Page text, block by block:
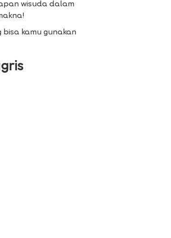
wisuda dalam
kamu gunakan